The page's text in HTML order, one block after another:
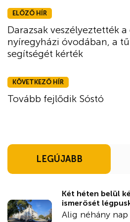
ELŐZŐ HÍR
Darazsak veszélyeztették
nyíregyházi óvodában, a
segítségét kérték
KÖVETKEZŐ HÍR
Tovább fejlődik Sóstó
LEGÚJABB
Két héten belül
ismerősét
Alig néhány